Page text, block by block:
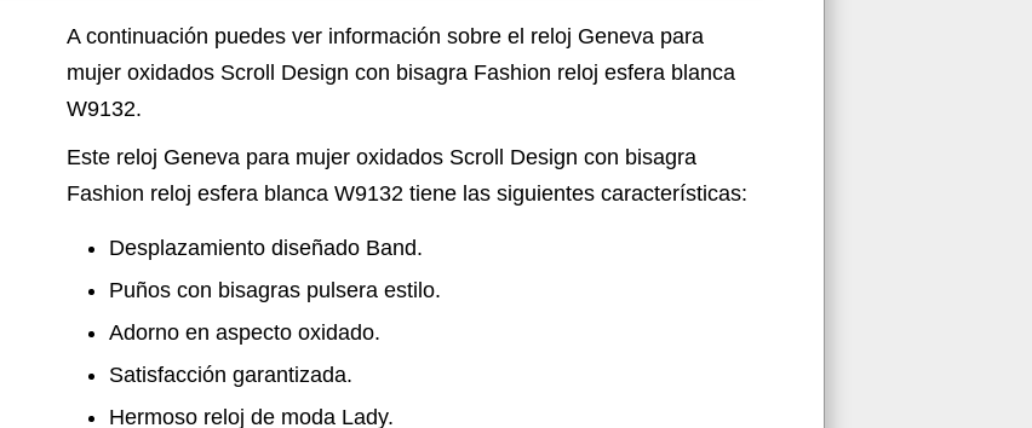
A continuación puedes ver información sobre el reloj Geneva para
mujer oxidados Scroll Design con bisagra Fashion reloj esfera blanca
W9132.
Este reloj Geneva para mujer oxidados Scroll Design con bisagra
Fashion reloj esfera blanca W9132 tiene las siguientes características:
Desplazamiento diseñado Band.
Puños con bisagras pulsera estilo.
Adorno en aspecto oxidado.
Satisfacción garantizada.
Hermoso reloj de moda Lady.